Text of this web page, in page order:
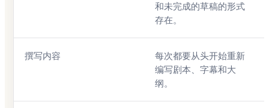
和未完成的草稿的形式
存在。
撰写内容
每次都要从头开始重新
编写剧本、字幕和大
纲。